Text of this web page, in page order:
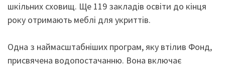
шкільних сховищ. Ще 119 закладів освіти до кінця
року отримають меблі для укриттів.
Одна з наймасштабніших програм, яку втілив Фонд,
присвячена водопостачанню. Вона включає